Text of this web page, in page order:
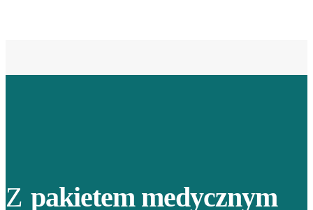
Z pakietem medycznym